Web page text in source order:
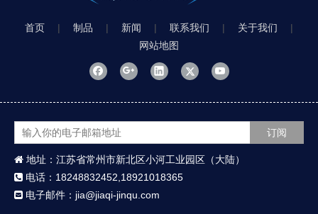
首页 | 制品 | 新闻 | 联系我们 | 关于我们
|
网站地图
订阅
 地址：江苏省常州市新北区小河工业园区（大陆）
 电话：18248832452,18921018365
 电子邮件：jia@jiaqi-jinqu.com